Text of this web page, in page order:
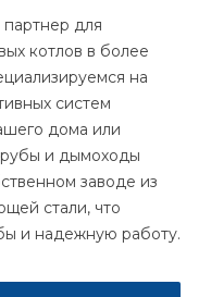
для
котлов в более
на
систем
дома или
и дымоходы
заводе из
стали, что
и надежную работу.